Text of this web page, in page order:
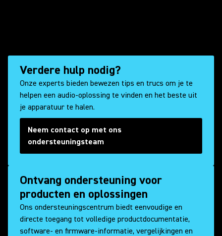
Verdere hulp nodig?
Onze experts bieden bewezen tips en trucs om je te
helpen een audio-oplossing te vinden en het beste uit
je apparatuur te halen.
Neem contact op met ons
ondersteuningsteam
Ontvang ondersteuning voor
producten en oplossingen
Ons ondersteuningscentrum biedt eenvoudige en
directe toegang tot volledige productdocumentatie,
software- en firmware-informatie, vergelijkingen en